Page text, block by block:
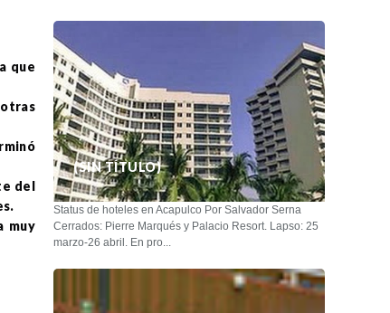
que
otras
del
muy
(SIN TÍTULO)
Status de hoteles en Acapulco Por Salvador Serna
Cerrados: Pierre Marqués y Palacio Resort. Lapso: 25
marzo-26 abril. En pro...